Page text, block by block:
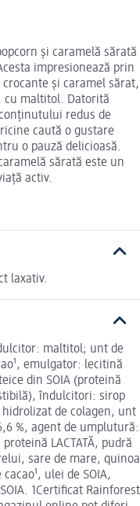
și caramelă sărată
impresionează prin
și caramel sărat,
cu maltitol. Datorită
redus de
caută o gustare
o pauză delicioasă.
sărată este un
activ.
laxativ.
maltitol; unt de
emulgator: lecitină
din SOIA (proteină
îndulcitori: sirop
de colagen, unt
%, agent de umplutură:
LACTATĂ, pudră
sare de mare, quinoa
ulei de SOIA,
1Certificat Rainforest